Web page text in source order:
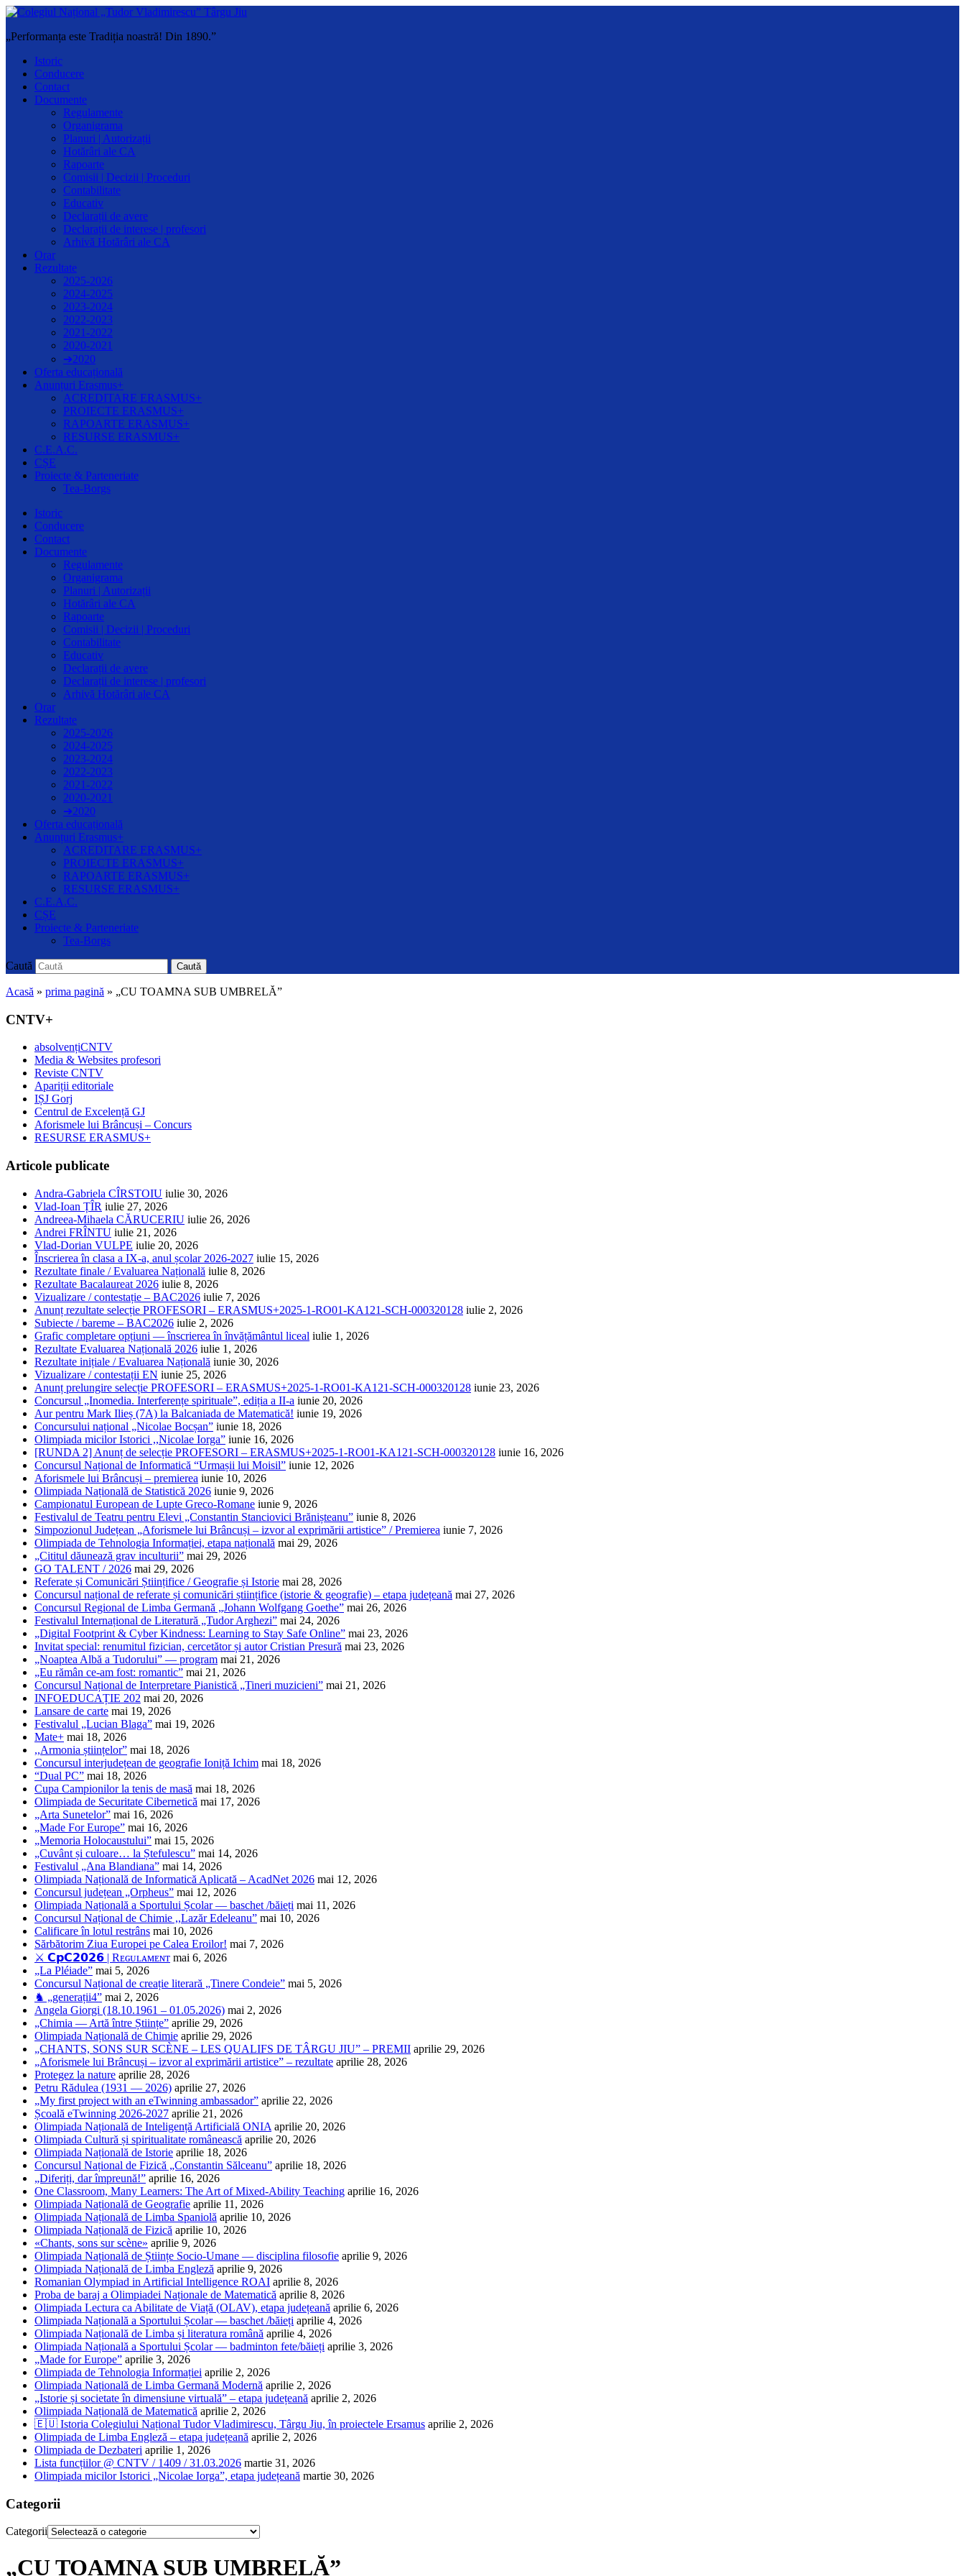
„Performanța este Tradiția noastră! Din 1890.”
Istoric
Conducere
Contact
Documente
Regulamente
Organigrama
Planuri | Autorizații
Hotărâri ale CA
Rapoarte
Comisii | Decizii | Proceduri
Contabilitate
Educativ
Declarații de avere
Declarații de interese | profesori
Arhivă Hotărâri ale CA
Orar
Rezultate
2025-2026
2024-2025
2023-2024
2022-2023
2021-2022
2020-2021
➔2020
Oferta educațională
Anunțuri Erasmus+
ACREDITARE ERASMUS+
PROIECTE ERASMUS+
RAPOARTE ERASMUS+
RESURSE ERASMUS+
C.E.A.C.
CȘE
Proiecte & Parteneriate
Tea-Borgs
Istoric
Conducere
Contact
Documente
Regulamente
Organigrama
Planuri | Autorizații
Hotărâri ale CA
Rapoarte
Comisii | Decizii | Proceduri
Contabilitate
Educativ
Declarații de avere
Declarații de interese | profesori
Arhivă Hotărâri ale CA
Orar
Rezultate
2025-2026
2024-2025
2023-2024
2022-2023
2021-2022
2020-2021
➔2020
Oferta educațională
Anunțuri Erasmus+
ACREDITARE ERASMUS+
PROIECTE ERASMUS+
RAPOARTE ERASMUS+
RESURSE ERASMUS+
C.E.A.C.
CȘE
Proiecte & Parteneriate
Tea-Borgs
Caută Caută
Acasă » prima pagină » „CU TOAMNA SUB UMBRELĂ”
CNTV+
absolvențiCNTV
Media & Websites profesori
Reviste CNTV
Apariții editoriale
IȘJ Gorj
Centrul de Excelență GJ
Aforismele lui Brâncuși – Concurs
RESURSE ERASMUS+
Articole publicate
Andra-Gabriela CÎRSTOIU iulie 30, 2026
Vlad-Ioan ȚÎR iulie 27, 2026
Andreea-Mihaela CĂRUCERIU iulie 26, 2026
Andrei FRÎNTU iulie 21, 2026
Vlad-Dorian VULPE iulie 20, 2026
Înscrierea în clasa a IX-a, anul școlar 2026-2027 iulie 15, 2026
Rezultate finale / Evaluarea Națională iulie 8, 2026
Rezultate Bacalaureat 2026 iulie 8, 2026
Vizualizare / contestație – BAC2026 iulie 7, 2026
Anunț rezultate selecție PROFESORI – ERASMUS+2025-1-RO01-KA121-SCH-000320128 iulie 2, 2026
Subiecte / bareme – BAC2026 iulie 2, 2026
Grafic completare opțiuni — înscrierea în învățământul liceal iulie 1, 2026
Rezultate Evaluarea Națională 2026 iulie 1, 2026
Rezultate inițiale / Evaluarea Națională iunie 30, 2026
Vizualizare / contestații EN iunie 25, 2026
Anunț prelungire selecție PROFESORI – ERASMUS+2025-1-RO01-KA121-SCH-000320128 iunie 23, 2026
Concursul „Inomedia. Interferențe spirituale”, ediția a II-a iunie 20, 2026
Aur pentru Mark Ilieș (7A) la Balcaniada de Matematică! iunie 19, 2026
Concursului național „Nicolae Bocșan” iunie 18, 2026
Olimpiada micilor Istorici ,,Nicolae Iorga” iunie 16, 2026
[RUNDA 2] Anunț de selecție PROFESORI – ERASMUS+2025-1-RO01-KA121-SCH-000320128 iunie 16, 2026
Concursul Național de Informatică “Urmașii lui Moisil” iunie 12, 2026
Aforismele lui Brâncuși – premierea iunie 10, 2026
Olimpiada Națională de Statistică 2026 iunie 9, 2026
Campionatul European de Lupte Greco-Romane iunie 9, 2026
Festivalul de Teatru pentru Elevi „Constantin Stanciovici Brănișteanu” iunie 8, 2026
Simpozionul Județean „Aforismele lui Brâncuși – izvor al exprimării artistice” / Premierea iunie 7, 2026
Olimpiada de Tehnologia Informației, etapa națională mai 29, 2026
„Cititul dăunează grav inculturii” mai 29, 2026
GO TALENT / 2026 mai 29, 2026
Referate și Comunicări Științifice / Geografie și Istorie mai 28, 2026
Concursul național de referate și comunicări științifice (istorie & geografie) – etapa județeană mai 27, 2026
Concursul Regional de Limba Germană „Johann Wolfgang Goethe” mai 26, 2026
Festivalul Internațional de Literatură „Tudor Arghezi” mai 24, 2026
„Digital Footprint & Cyber Kindness: Learning to Stay Safe Online” mai 23, 2026
Invitat special: renumitul fizician, cercetător și autor Cristian Presură mai 23, 2026
„Noaptea Albă a Tudorului” — program mai 21, 2026
„Eu rămân ce-am fost: romantic” mai 21, 2026
Concursul Național de Interpretare Pianistică „Tineri muzicieni” mai 21, 2026
INFOEDUCAȚIE 202 mai 20, 2026
Lansare de carte mai 19, 2026
Festivalul „Lucian Blaga” mai 19, 2026
Mate+ mai 18, 2026
,,Armonia științelor” mai 18, 2026
Concursul interjudețean de geografie Ioniță Ichim mai 18, 2026
“Dual PC” mai 18, 2026
Cupa Campionilor la tenis de masă mai 18, 2026
Olimpiada de Securitate Cibernetică mai 17, 2026
„Arta Sunetelor” mai 16, 2026
„Made For Europe” mai 16, 2026
„Memoria Holocaustului” mai 15, 2026
„Cuvânt și culoare… la Ștefulescu” mai 14, 2026
Festivalul „Ana Blandiana” mai 14, 2026
Olimpiada Națională de Informatică Aplicată – AcadNet 2026 mai 12, 2026
Concursul județean „Orpheus” mai 12, 2026
Olimpiada Națională a Sportului Școlar — baschet /băieți mai 11, 2026
Concursul Național de Chimie ,,Lazăr Edeleanu” mai 10, 2026
Calificare în lotul restrâns mai 10, 2026
Sărbătorim Ziua Europei pe Calea Eroilor! mai 7, 2026
⚔️ 𝗖𝗽𝗖𝟮𝟬𝟮𝟲 | Rᴇɢᴜʟᴀᴍᴇɴᴛ mai 6, 2026
„La Pléiade” mai 5, 2026
Concursul Național de creație literară „Tinere Condeie” mai 5, 2026
♞ „generații4” mai 2, 2026
Angela Giorgi (18.10.1961 – 01.05.2026) mai 2, 2026
„Chimia — Artă între Științe” aprilie 29, 2026
Olimpiada Națională de Chimie aprilie 29, 2026
„CHANTS, SONS SUR SCÈNE – LES QUALIFS DE TÂRGU JIU” – PREMII aprilie 29, 2026
„Aforismele lui Brâncuși – izvor al exprimării artistice” – rezultate aprilie 28, 2026
Protegez la nature aprilie 28, 2026
Petru Rădulea (1931 — 2026) aprilie 27, 2026
„My first project with an eTwinning ambassador” aprilie 22, 2026
Școală eTwinning 2026-2027 aprilie 21, 2026
Olimpiada Națională de Inteligență Artificială ONIA aprilie 20, 2026
Olimpiada Cultură și spiritualitate românească aprilie 20, 2026
Olimpiada Națională de Istorie aprilie 18, 2026
Concursul Național de Fizică „Constantin Sălceanu” aprilie 18, 2026
„Diferiți, dar împreună!” aprilie 16, 2026
One Classroom, Many Learners: The Art of Mixed-Ability Teaching aprilie 16, 2026
Olimpiada Națională de Geografie aprilie 11, 2026
Olimpiada Națională de Limba Spaniolă aprilie 10, 2026
Olimpiada Națională de Fizică aprilie 10, 2026
«Chants, sons sur scène» aprilie 9, 2026
Olimpiada Națională de Științe Socio-Umane — disciplina filosofie aprilie 9, 2026
Olimpiada Națională de Limba Engleză aprilie 9, 2026
Romanian Olympiad in Artificial Intelligence ROAI aprilie 8, 2026
Proba de baraj a Olimpiadei Naționale de Matematică aprilie 8, 2026
Olimpiada Lectura ca Abilitate de Viață (OLAV), etapa județeană aprilie 6, 2026
Olimpiada Națională a Sportului Școlar — baschet /băieți aprilie 4, 2026
Olimpiada Națională de Limba și literatura română aprilie 4, 2026
Olimpiada Națională a Sportului Școlar — badminton fete/băieți aprilie 3, 2026
„Made for Europe” aprilie 3, 2026
Olimpiada de Tehnologia Informației aprilie 2, 2026
Olimpiada Națională de Limba Germană Modernă aprilie 2, 2026
„Istorie și societate în dimensiune virtuală” – etapa județeană aprilie 2, 2026
Olimpiada Națională de Matematică aprilie 2, 2026
🇪🇺 Istoria Colegiului Național Tudor Vladimirescu, Târgu Jiu, în proiectele Ersamus aprilie 2, 2026
Olimpiada de Limba Engleză – etapa județeană aprilie 2, 2026
Olimpiada de Dezbateri aprilie 1, 2026
Lista funcțiilor @ CNTV / 1409 / 31.03.2026 martie 31, 2026
Olimpiada micilor Istorici „Nicolae Iorga”, etapa județeană martie 30, 2026
Categorii
Categorii
„CU TOAMNA SUB UMBRELĂ”